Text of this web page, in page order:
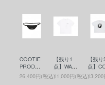
COOTIE
PRODUC
TIONS(ク
ーティー)
26,400円(税込)
【残り1
点】WAC
KO MARI
A(ワコマ
11,000円(税込)
【残
点】
TIE